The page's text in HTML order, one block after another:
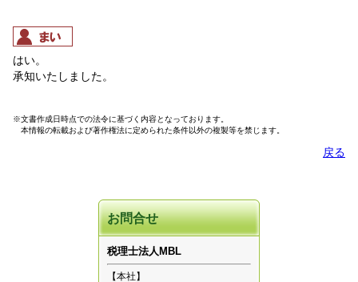
はい。
承知いたしました。
※文書作成日時点での法令に基づく内容となっております。
本情報の転載および著作権法に定められた条件以外の複製等を禁じます。
戻る
お問合せ
税理士法人MBL
【本社】